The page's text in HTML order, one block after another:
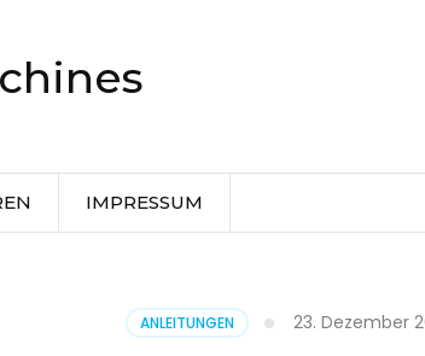
IMPRESSUM
ANLEITUNGEN 23. Dezember